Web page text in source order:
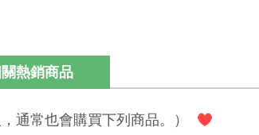
熱銷商品
通常也會購買下列商品。）